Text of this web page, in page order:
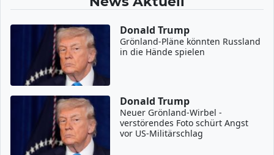
Donald Trump
Grönland-Pläne könnten Russland
in die Hände spielen
Donald Trump
Neuer Grönland-Wirbel -
verstörendes Foto schürt Angst
vor US-Militärschlag